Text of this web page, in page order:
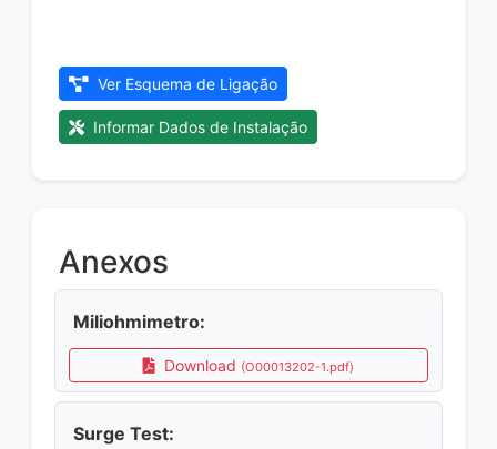
Ver Esquema de Ligação
Informar Dados de Instalação
Anexos
Miliohmimetro:
Download (O00013202-1.pdf)
Surge Test: